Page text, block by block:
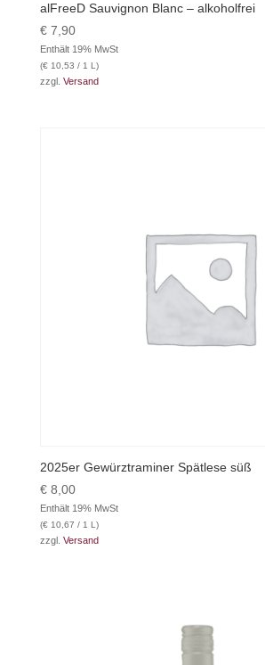
alFreeD Sauvignon Blanc – alkoholfrei
€7,90
Enthält 19% MwSt
(€10,53 / 1 L)
zzgl. Versand
2025er Gewürztraminer Spätlese süß
€8,00
Enthält 19% MwSt
(€10,67 / 1 L)
zzgl. Versand